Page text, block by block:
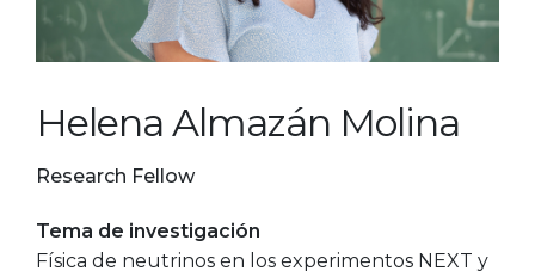
Helena Almazán Molina
Research Fellow
Tema de investigación
Física de neutrinos en los experimentos NEXT y